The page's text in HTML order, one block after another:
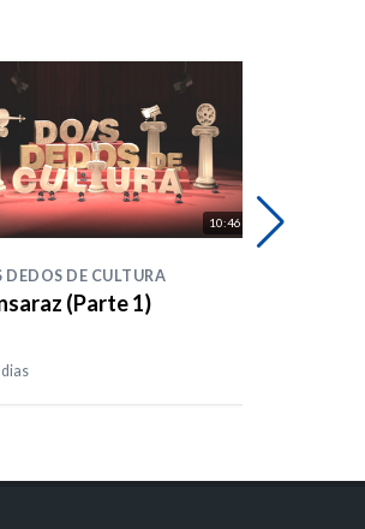
10:46
DEDOS DE CULTURA
(Parte 1)
dias